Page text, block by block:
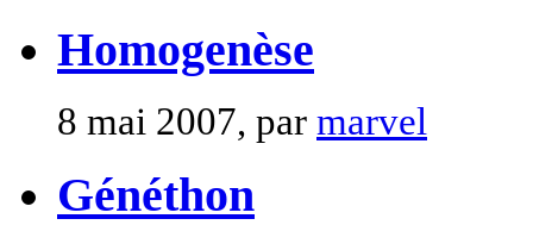
Homogenèse
8 mai 2007, par marvel
Généthon